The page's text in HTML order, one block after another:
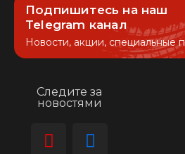
Подпишитесь на наш
Telegram канал
Новости, акции, специальные
Следите за
новостями